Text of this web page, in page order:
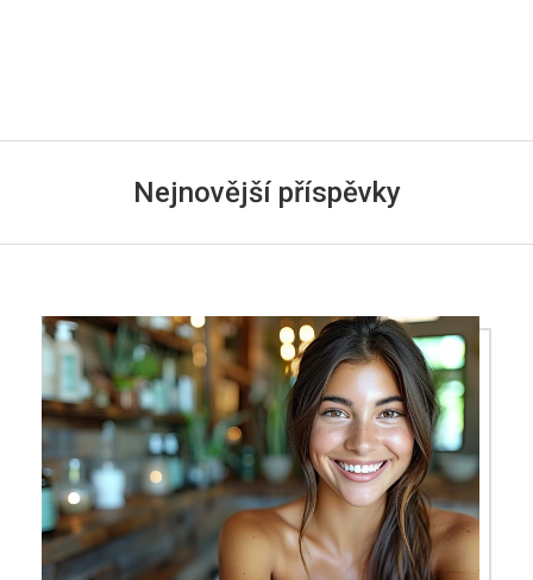
Nejnovější příspěvky